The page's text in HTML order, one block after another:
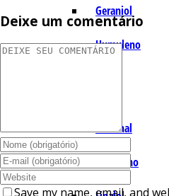
Geraniol
Humuleno
Lemonal
Limoneno
Deixe um comentário
Save my name, email, and